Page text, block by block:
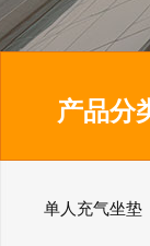
产品分
单人充气坐垫